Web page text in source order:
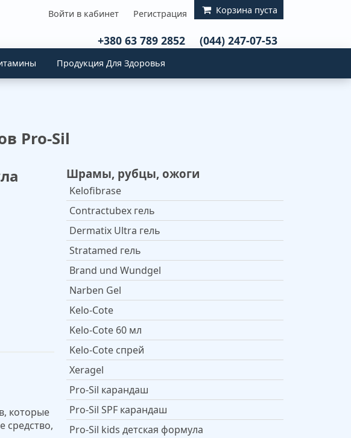
Корзина пуста
Войти в кабинет Регистрация
+380 63 789 2852 (044) 247-07-53
Продукция Для Здоровья
Pro-Sil
которые
средство,
Шрамы, рубцы, ожоги
Kelofibrase
Contractubex гель
Dermatix Ultra гель
Stratamed гель
Brand und Wundgel
Narben Gel
Kelo-Cote
Kelo-Cote 60 мл
Kelo-Cote спрей
Xeragel
Pro-Sil карандаш
Pro-Sil SPF карандаш
Pro-Sil kids детская формула